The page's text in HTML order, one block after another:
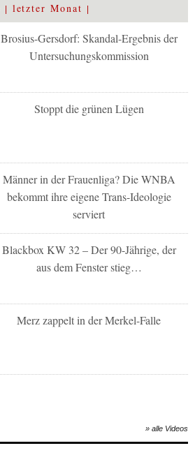
letzter Monat
Brosius-Gersdorf: Skandal-Ergebnis der
Untersuchungskommission
Stoppt die grünen Lügen
Männer in der Frauenliga? Die WNBA
bekommt ihre eigene Trans-Ideologie
serviert
Blackbox KW 32 – Der 90-Jährige, der
aus dem Fenster stieg…
Merz zappelt in der Merkel-Falle
» alle Videos